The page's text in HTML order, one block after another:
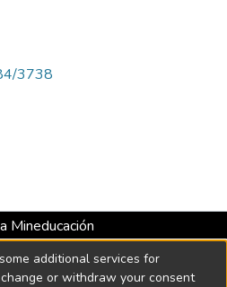
3738
Mineducación
Institucional hasta 2026 -
2158 de 2018
additional services for
or withdraw your consent